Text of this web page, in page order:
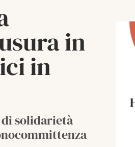
in
in
solidarietà